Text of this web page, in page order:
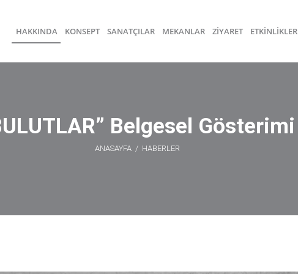
HAKKINDA KONSEPT SANATÇILAR MEKANLAR ZİYARET ETKİNLİKLER
Belgesel Gösterimi
ANASAYFA/ HABERLER